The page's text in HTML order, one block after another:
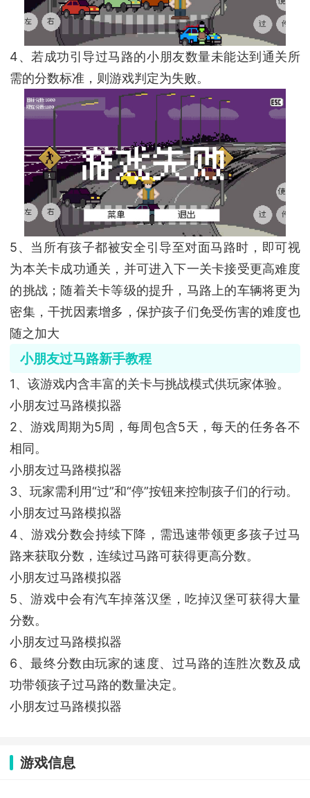
4、若成功引导过马路的小朋友数量未能达到通关所
需的分数标准，则游戏判定为失败。
5、当所有孩子都被安全引导至对面马路时，即可视
为本关卡成功通关，并可进入下一关卡接受更高难度
的挑战；随着关卡等级的提升，马路上的车辆将更为
密集，干扰因素增多，保护孩子们免受伤害的难度也
随之加大
小朋友过马路新手教程
1、该游戏内含丰富的关卡与挑战模式供玩家体验。
小朋友过马路模拟器
2、游戏周期为5周，每周包含5天，每天的任务各不
相同。
小朋友过马路模拟器
3、玩家需利用“过”和“停”按钮来控制孩子们的行动。
小朋友过马路模拟器
4、游戏分数会持续下降，需迅速带领更多孩子过马
路来获取分数，连续过马路可获得更高分数。
小朋友过马路模拟器
5、游戏中会有汽车掉落汉堡，吃掉汉堡可获得大量
分数。
小朋友过马路模拟器
6、最终分数由玩家的速度、过马路的连胜次数及成
功带领孩子过马路的数量决定。
小朋友过马路模拟器
游戏信息